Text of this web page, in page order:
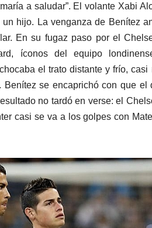
a saludar”. El volante Xabi
hijo. La venganza de Benítez
En su fugaz paso por el
íconos del equipo
el trato distante y frío, casi
se encaprichó con que el
no tardó en verse: el
casi se va a los golpes con